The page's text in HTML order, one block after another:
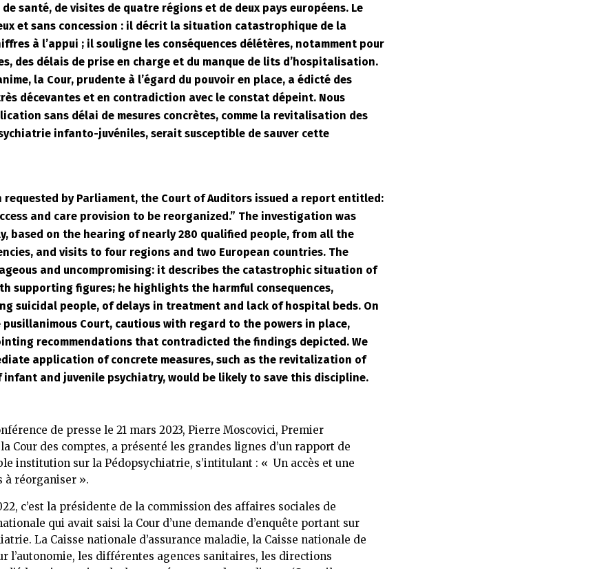
santé, de visites de quatre régions et de deux pays européens. Le
et sans concession : il décrit la situation catastrophique de la
à l’appui ; il souligne les conséquences délétères, notamment pour
des délais de prise en charge et du manque de lits d’hospitalisation.
la Cour, prudente à l’égard du pouvoir en place, a édicté des
décevantes et en contradiction avec le constat dépeint. Nous
sans délai de mesures concrètes, comme la revitalisation des
infanto-juvéniles, serait susceptible de sauver cette
requested by Parliament, the Court of Auditors issued a report entitled:
and care provision to be reorganized.” The investigation was
based on the hearing of nearly 280 qualified people, from all the
and visits to four regions and two European countries. The
and uncompromising: it describes the catastrophic situation of
supporting figures; he highlights the harmful consequences,
suicidal people, of delays in treatment and lack of hospital beds. On
Court, cautious with regard to the powers in place,
recommendations that contradicted the findings depicted. We
application of concrete measures, such as the revitalization of
and juvenile psychiatry, would be likely to save this discipline.
de presse le 21 mars 2023, Pierre Moscovici, Premier
Cour des comptes, a présenté les grandes lignes d’un rapport de
institution sur la Pédopsychiatrie, s’intitulant : « Un accès et une
à réorganiser ».
c’est la présidente de la commission des affaires sociales de
qui avait saisi la Cour d’une demande d’enquête portant sur
La Caisse nationale d’assurance maladie, la Caisse nationale de
l’autonomie, les différentes agences sanitaires, les directions